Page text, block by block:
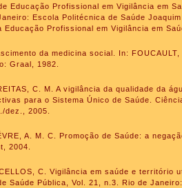
Educação Profissional em Vigilância em
Escola Politécnica de Saúde
Educação Profissional em Vigilância em
da medicina social. In:
Graal, 1982.
C. M. A vigilância da qualidade da
para o Sistema Único de Saúde.
dez., 2005.
A. M. C. Promoção de Saúde: a
2004.
C. Vigilância em saúde e território
Saúde Pública, Vol. 21, n.3. Rio de